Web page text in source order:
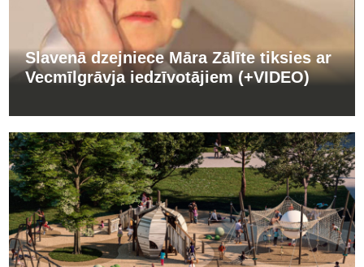
Slavenā dzejniece Māra Zālīte tiksies ar
Vecmīlgrāvja iedzīvotājiem (+VIDEO)